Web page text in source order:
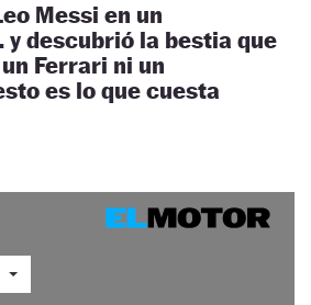
Messi en un
descubrió la bestia que
Ferrari ni un
es lo que cuesta